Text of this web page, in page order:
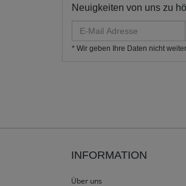
Neuigkeiten von uns zu
Mail
Adresse
* Wir geben Ihre Daten nicht weiter
INFORMATION
Über uns